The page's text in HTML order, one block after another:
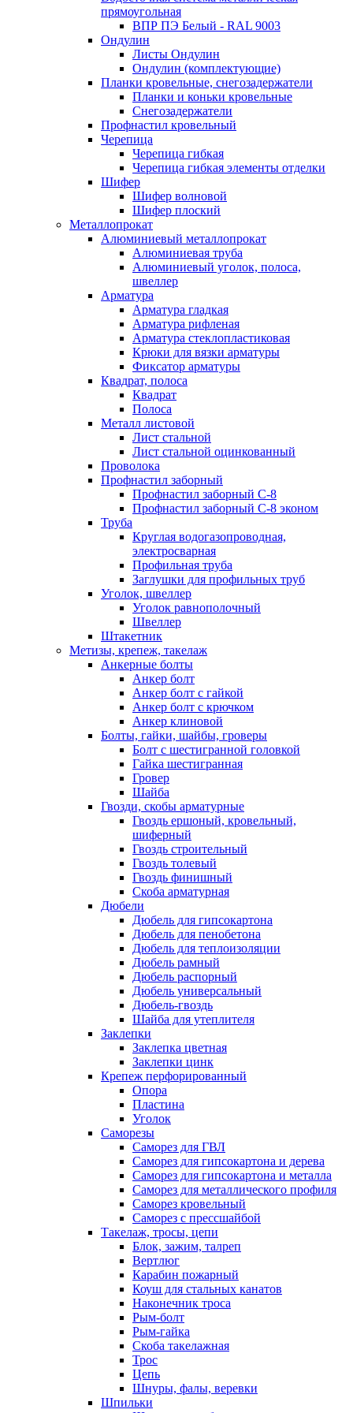
прямоугольная
ВПР ПЭ Белый - RAL 9003
Ондулин
Листы Ондулин
Ондулин (комплектующие)
Планки кровельные, снегозадержатели
Планки и коньки кровельные
Снегозадержатели
Профнастил кровельный
Черепица
Черепица гибкая
Черепица гибкая элементы отделки
Шифер
Шифер волновой
Шифер плоский
Металлопрокат
Алюминиевый металлопрокат
Алюминиевая труба
Алюминиевый уголок, полоса,
швеллер
Арматура
Арматура гладкая
Арматура рифленая
Арматура стеклопластиковая
Крюки для вязки арматуры
Фиксатор арматуры
Квадрат, полоса
Квадрат
Полоса
Металл листовой
Лист стальной
Лист стальной оцинкованный
Проволока
Профнастил заборный
Профнастил заборный С-8
Профнастил заборный С-8 эконом
Труба
Круглая водогазопроводная,
электросварная
Профильная труба
Заглушки для профильных труб
Уголок, швеллер
Уголок равнополочный
Швеллер
Штакетник
Метизы, крепеж, такелаж
Анкерные болты
Анкер болт
Анкер болт с гайкой
Анкер болт с крючком
Анкер клиновой
Болты, гайки, шайбы, гроверы
Болт c шестигранной головкой
Гайка шестигранная
Гровер
Шайба
Гвозди, скобы арматурные
Гвоздь ершоный, кровельный,
шиферный
Гвоздь строительный
Гвоздь толевый
Гвоздь финишный
Скоба арматурная
Дюбели
Дюбель для гипсокартона
Дюбель для пенобетона
Дюбель для теплоизоляции
Дюбель рамный
Дюбель распорный
Дюбель универсальный
Дюбель-гвоздь
Шайба для утеплителя
Заклепки
Заклепка цветная
Заклепки цинк
Крепеж перфорированный
Опора
Пластина
Уголок
Саморезы
Саморез для ГВЛ
Саморез для гипсокартона и дерева
Саморез для гипсокартона и металла
Саморез для металлического профиля
Саморез кровельный
Саморез с прессшайбой
Такелаж, тросы, цепи
Блок, зажим, талреп
Вертлюг
Карабин пожарный
Коуш для стальных канатов
Наконечник троса
Рым-болт
Рым-гайка
Скоба такелажная
Трос
Цепь
Шнуры, фалы, веревки
Шпильки